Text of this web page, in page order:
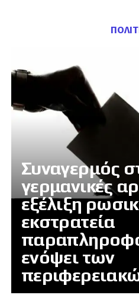
Συναγερμός
γερμανικές
εξέλιξη
εκστρατεία
ενόψει των